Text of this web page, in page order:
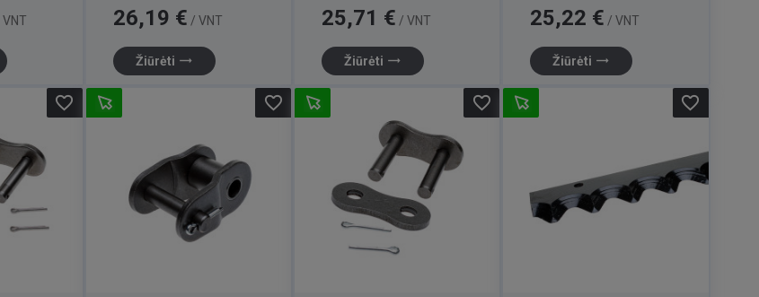
VNT
Kaina
26,19 € / VNT
Žiūrėti trending_flat
Kaina
25,71 € / VNT
Žiūrėti trending_flat
Kaina
25,22 € / VNT
Žiūrėti trending_flat
favorite_border favorite_border favorite_border favorite_border